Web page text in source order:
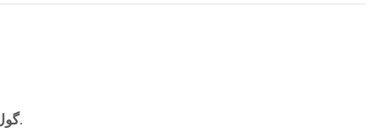
: اندروني ميڪانيزم آٽي جي ٽڪرن کي هموار ۾ گھمائي ٿو, ايستائين جو گول.